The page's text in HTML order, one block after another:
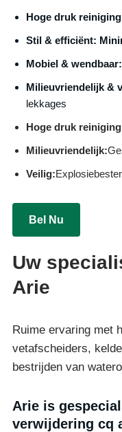
Hoge druk
Stil & efficiënt:
Mobiel & wendbaar:
Milieuvriendelijk &
lekkages
Hoge druk
Milieuvriendelijk:
Veilig:
Bel Nu
Uw
Arie
Ruime ervaring met
vetafscheiders,
bestrijden van
Arie is
verwijdering cq